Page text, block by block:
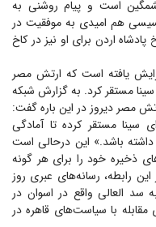
است و پیام روشنی به
هم امیدی به موفقیت در
اردن برای او نیز در کاخ
یافته است که ارتش مصر
مستقر کرد. به گزارش شبکه
مصر دیروز در این باره گفت:
مستقر کرده تا آمادگی
باشد.» این درحالی است
ذخیره خود را برای هر گونه
رابطه، رسانه‌های عبری روز
سد العالی واقع در اسوان در
با سیاست‌های قاهره در